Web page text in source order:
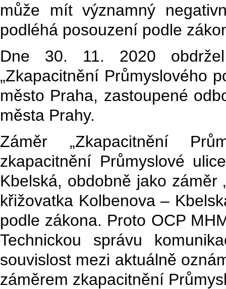
může mít významný
podléhá posouzení podle
Dne 30. 11. 2020
„Zkapacitnění Průmyslového
město Praha, zastoupené
města Prahy.
Záměr „Zkapacitnění
zkapacitnění Průmyslové
Kbelská, obdobně jako záměr
křižovatka Kolbenova –
podle zákona. Proto OCP
Technickou správu
souvislost mezi aktuálně
záměrem zkapacitnění